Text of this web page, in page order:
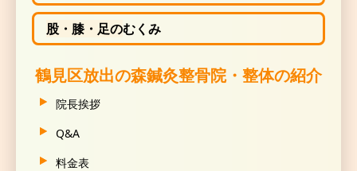
股・膝・足のむくみ
鶴見区放出の森鍼灸整骨院・整体の紹介
院長挨拶
Q&A
料金表